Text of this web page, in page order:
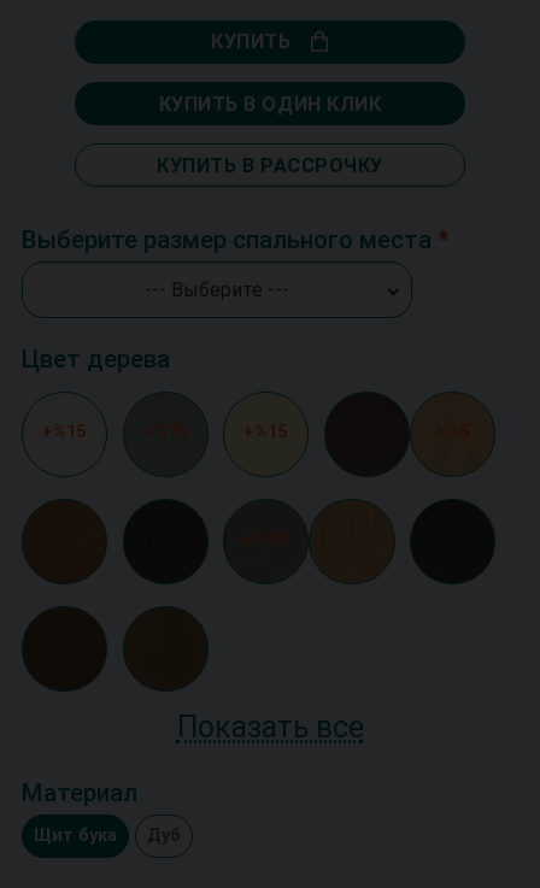
КУПИТЬ
КУПИТЬ В ОДИН КЛИК
КУПИТЬ В РАССРОЧКУ
Выберите размер спального места
--- Выберите ---
Цвет дерева
+%15 +%15
Показать все
Материал
Щит бука Дуб